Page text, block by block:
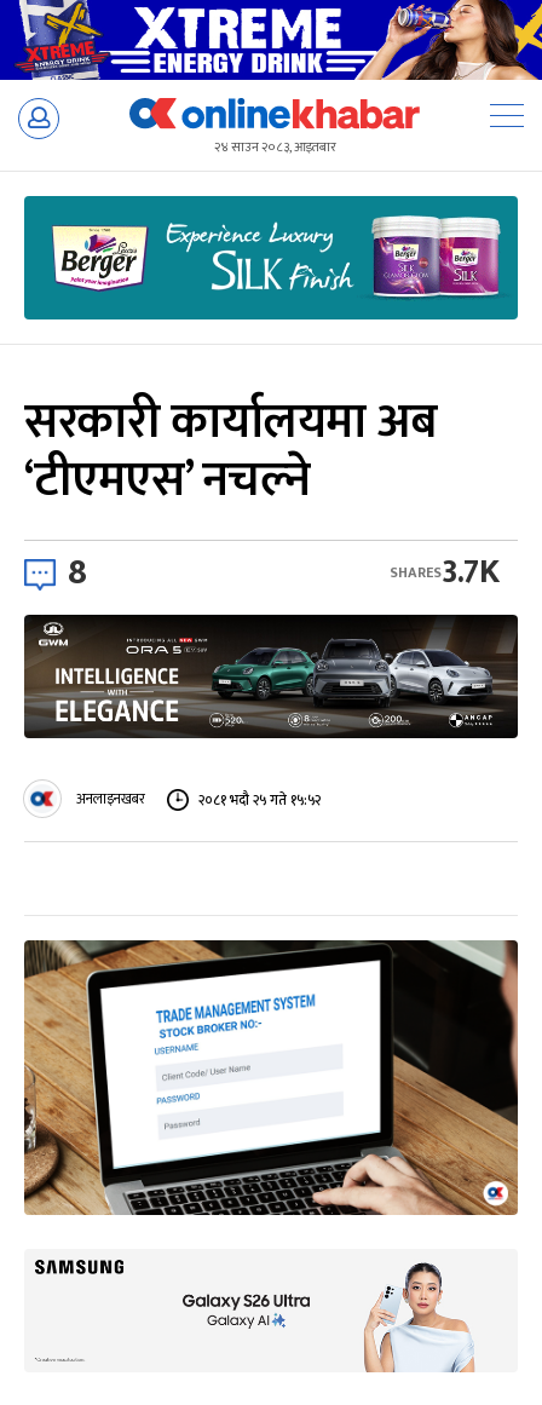
Skip
२४ साउन २०८३, आइतबार
सरकारी कार्यालयमा अब
‘टीएमएस’ नचल्ने
8 3.7K
SHARES
अनलाइनखबर २०८१ भदौ २५ गते १५:५२